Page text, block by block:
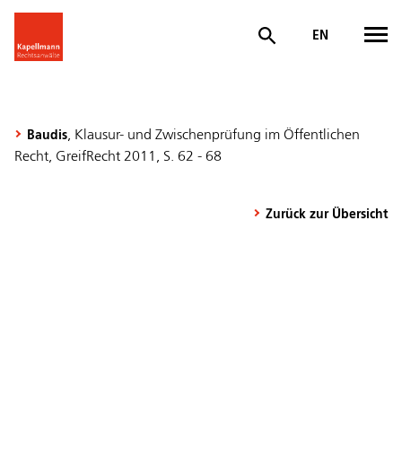
EN
Baudis, Klausur- und Zwischenprüfung im Öffentlichen
Recht, GreifRecht 2011, S. 62 - 68
Zurück zur Übersicht